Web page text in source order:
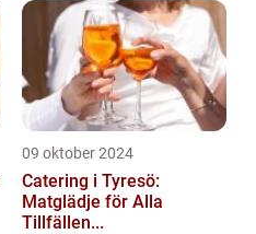
09 oktober 2024
Catering i Tyresö:
Matglädje för Alla
Tillfällen...